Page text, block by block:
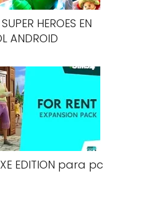
HEROES EN
ANDROID
EDITION para pc